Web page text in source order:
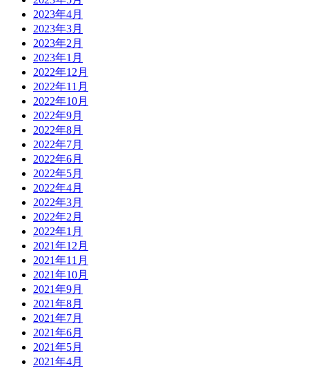
2023年4月
2023年3月
2023年2月
2023年1月
2022年12月
2022年11月
2022年10月
2022年9月
2022年8月
2022年7月
2022年6月
2022年5月
2022年4月
2022年3月
2022年2月
2022年1月
2021年12月
2021年11月
2021年10月
2021年9月
2021年8月
2021年7月
2021年6月
2021年5月
2021年4月